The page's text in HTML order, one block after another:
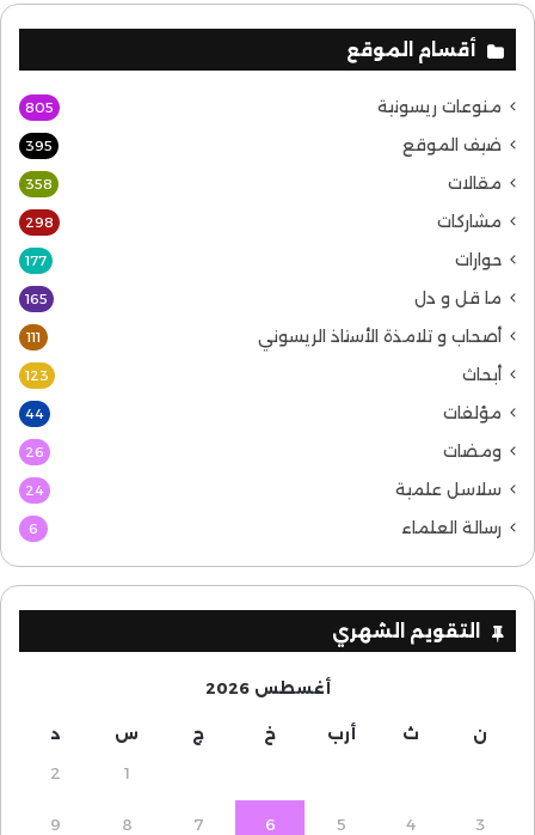
أقسام الموقع
منوعات ريسونية 805
ضيف الموقع 395
مقالات 358
مشاركات 298
حوارات 177
ما قل و دل 165
أصحاب و تلامذة الأستاذ الريسوني 111
أبحاث 123
مؤلفات 44
ومضات 26
سلاسل علمية 24
رسالة العلماء 6
التقويم الشهري
أغسطس 2026
ن ث أرب خ ج س د
1
2
3
4
5
6
7
8
9